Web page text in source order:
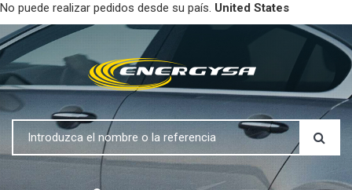
No puede realizar pedidos desde su país. United States